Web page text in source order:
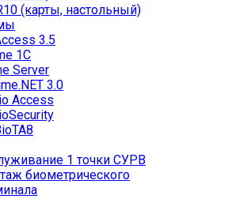
(карты, настольный)
3.5
1С
Server
3.0
Access
1 точки СУРВ
биометрического